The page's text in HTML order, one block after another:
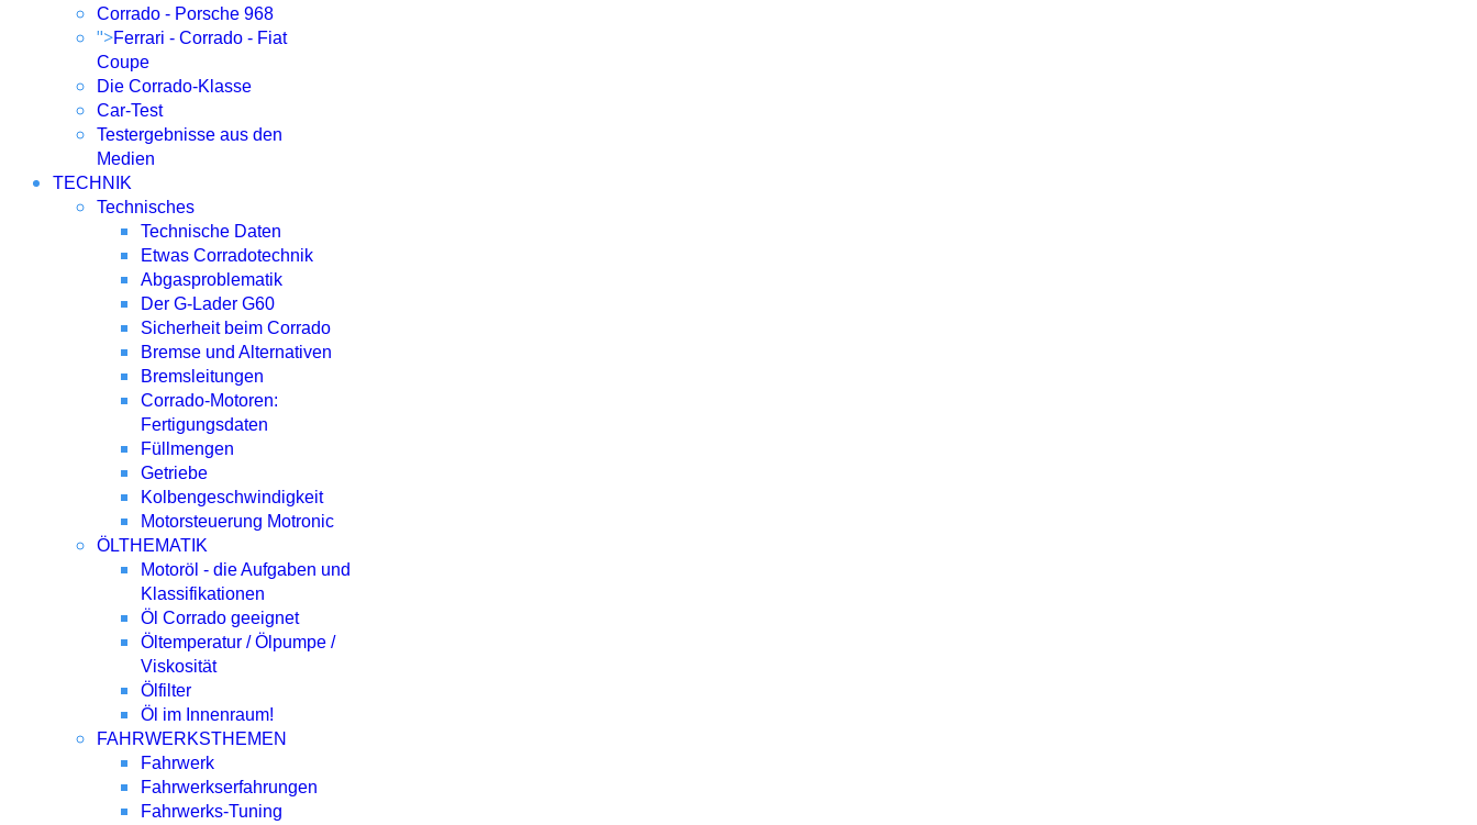
Corrado - Porsche 968
">Ferrari - Corrado - Fiat
Coupe
Die Corrado-Klasse
Car-Test
Testergebnisse aus den
Medien
TECHNIK
Technisches
Technische Daten
Etwas Corradotechnik
Abgasproblematik
Der G-Lader G60
Sicherheit beim Corrado
Bremse und Alternativen
Bremsleitungen
Corrado-Motoren:
Fertigungsdaten
Füllmengen
Getriebe
Kolbengeschwindigkeit
Motorsteuerung Motronic
ÖLTHEMATIK
Motoröl - die Aufgaben und
Klassifikationen
Öl Corrado geeignet
Öltemperatur / Ölpumpe /
Viskosität
Ölfilter
Öl im Innenraum!
FAHRWERKSTHEMEN
Fahrwerk
Fahrwerkserfahrungen
Fahrwerks-Tuning